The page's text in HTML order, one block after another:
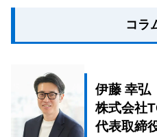
コラ
伊藤 幸弘
株式会社
代表取締